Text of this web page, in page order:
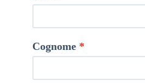
Cognome